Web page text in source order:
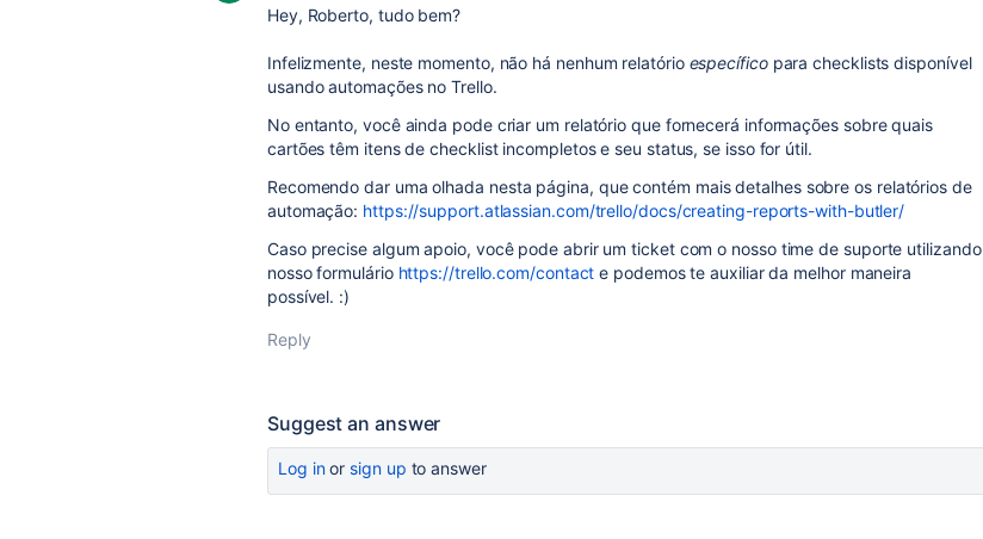
Hey, Roberto, tudo bem?
Infelizmente, neste momento, não há nenhum relatório específicopara checklists disponível
usando automações no Trello.
No entanto, você ainda pode criar um relatório que fornecerá informações sobre quais
cartões têm itens de checklist incompletos e seu status, se isso for útil.
Recomendo dar uma olhada nesta página, que contém mais detalhes sobre os relatórios de
automação: https://support.atlassian.com/trello/docs/creating-reports-with-butler/
Caso precise algum apoio, você pode abrir um ticket com o nosso time de suporte utilizando
nosso formulário https://trello.com/contact e podemos te auxiliar da melhor maneira
possível. :)
Reply
Suggest an answer
Log inor sign up to answer